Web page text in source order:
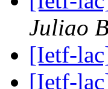
Juliao
[Ietf-
[Ietf-